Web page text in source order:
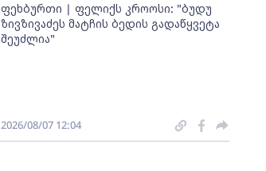
ფეხბურთი | ფელიქს კროოსი: "ბუდუ
ზივზივაძეს მატჩის ბედის გადაწყვეტა
შეუძლია"
2026/08/07 12:04